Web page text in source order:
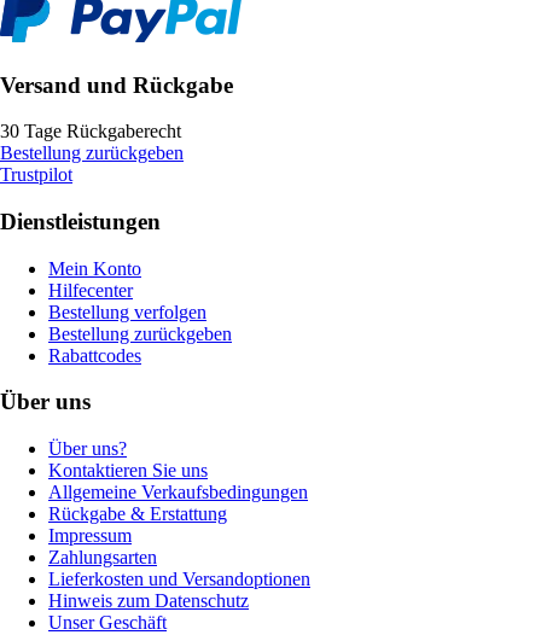
Versand und Rückgabe
30 Tage Rückgaberecht
Bestellung zurückgeben
Trustpilot
Dienstleistungen
Mein Konto
Hilfecenter
Bestellung verfolgen
Bestellung zurückgeben
Rabattcodes
Über uns
Über uns?
Kontaktieren Sie uns
Allgemeine Verkaufsbedingungen
Rückgabe & Erstattung
Impressum
Zahlungsarten
Lieferkosten und Versandoptionen
Hinweis zum Datenschutz
Unser Geschäft